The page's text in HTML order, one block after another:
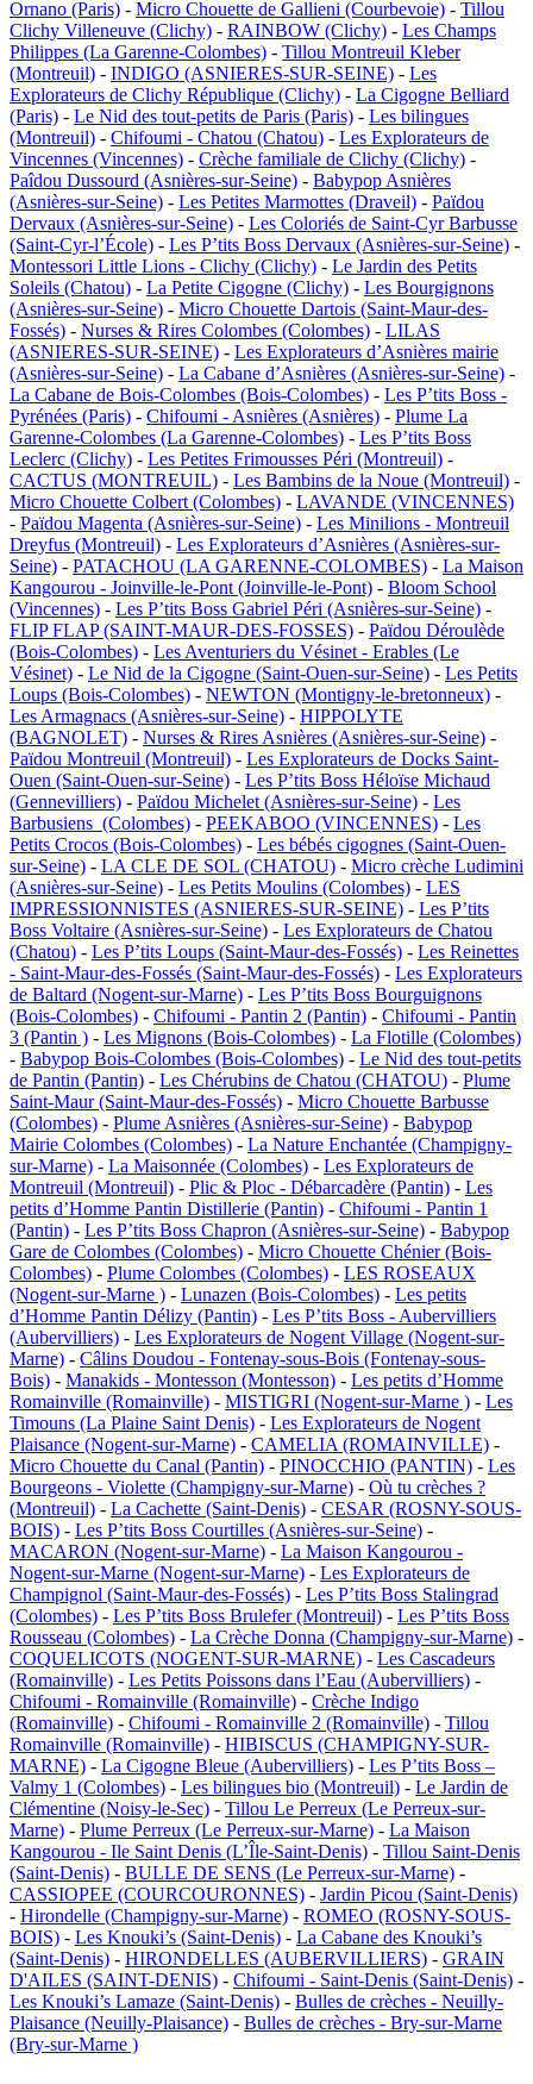
Ornano (Paris) - Micro Chouette de Gallieni (Courbevoie) - Tillou
Clichy Villeneuve (Clichy) - RAINBOW (Clichy) - Les Champs
Philippes (La Garenne-Colombes) - Tillou Montreuil Kleber
(Montreuil) - INDIGO (ASNIERES-SUR-SEINE) - Les
Explorateurs de Clichy République (Clichy) - La Cigogne Belliard
(Paris) - Le Nid des tout-petits de Paris (Paris) - Les bilingues
(Montreuil) - Chifoumi - Chatou (Chatou) - Les Explorateurs de
Vincennes (Vincennes) - Crèche familiale de Clichy (Clichy) -
Paîdou Dussourd (Asnières-sur-Seine) - Babypop Asnières
(Asnières-sur-Seine) - Les Petites Marmottes (Draveil) - Païdou
Dervaux (Asnières-sur-Seine) - Les Coloriés de Saint-Cyr Barbusse
(Saint-Cyr-l’École) - Les P’tits Boss Dervaux (Asnières-sur-Seine) -
Montessori Little Lions - Clichy (Clichy) - Le Jardin des Petits
Soleils (Chatou) - La Petite Cigogne (Clichy) - Les Bourgignons
(Asnières-sur-Seine) - Micro Chouette Dartois (Saint-Maur-des-
Fossés) - Nurses & Rires Colombes (Colombes) - LILAS
(ASNIERES-SUR-SEINE) - Les Explorateurs d’Asnières mairie
(Asnières-sur-Seine) - La Cabane d’Asnières (Asnières-sur-Seine) -
La Cabane de Bois-Colombes (Bois-Colombes) - Les P’tits Boss -
Pyrénées (Paris) - Chifoumi - Asnières (Asnières) - Plume La
Garenne-Colombes (La Garenne-Colombes) - Les P’tits Boss
Leclerc (Clichy) - Les Petites Frimousses Péri (Montreuil) -
CACTUS (MONTREUIL) - Les Bambins de la Noue (Montreuil) -
Micro Chouette Colbert (Colombes) - LAVANDE (VINCENNES)
- Païdou Magenta (Asnières-sur-Seine) - Les Minilions - Montreuil
Dreyfus (Montreuil) - Les Explorateurs d’Asnières (Asnières-sur-
Seine) - PATACHOU (LA GARENNE-COLOMBES) - La Maison
Kangourou - Joinville-le-Pont (Joinville-le-Pont) - Bloom School
(Vincennes) - Les P’tits Boss Gabriel Péri (Asnières-sur-Seine) -
FLIP FLAP (SAINT-MAUR-DES-FOSSES) - Païdou Déroulède
(Bois-Colombes) - Les Aventuriers du Vésinet - Erables (Le
Vésinet) - Le Nid de la Cigogne (Saint-Ouen-sur-Seine) - Les Petits
Loups (Bois-Colombes) - NEWTON (Montigny-le-bretonneux) -
Les Armagnacs (Asnières-sur-Seine) - HIPPOLYTE
(BAGNOLET) - Nurses & Rires Asnières (Asnières-sur-Seine) -
Païdou Montreuil (Montreuil) - Les Explorateurs de Docks Saint-
Ouen (Saint-Ouen-sur-Seine) - Les P’tits Boss Héloïse Michaud
(Gennevilliers) - Païdou Michelet (Asnières-sur-Seine) - Les
Barbusiens (Colombes) - PEEKABOO (VINCENNES) - Les
Petits Crocos (Bois-Colombes) - Les bébés cigognes (Saint-Ouen-
sur-Seine) - LA CLE DE SOL (CHATOU) - Micro crèche Ludimini
(Asnières-sur-Seine) - Les Petits Moulins (Colombes) - LES
IMPRESSIONNISTES (ASNIERES-SUR-SEINE) - Les P’tits
Boss Voltaire (Asnières-sur-Seine) - Les Explorateurs de Chatou
(Chatou) - Les P’tits Loups (Saint-Maur-des-Fossés) - Les Reinettes
- Saint-Maur-des-Fossés (Saint-Maur-des-Fossés) - Les Explorateurs
de Baltard (Nogent-sur-Marne) - Les P’tits Boss Bourguignons
(Bois-Colombes) - Chifoumi - Pantin 2 (Pantin) - Chifoumi - Pantin
3 (Pantin ) - Les Mignons (Bois-Colombes) - La Flotille (Colombes)
- Babypop Bois-Colombes (Bois-Colombes) - Le Nid des tout-petits
de Pantin (Pantin) - Les Chérubins de Chatou (CHATOU) - Plume
Saint-Maur (Saint-Maur-des-Fossés) - Micro Chouette Barbusse
(Colombes) - Plume Asnières (Asnières-sur-Seine) - Babypop
Mairie Colombes (Colombes) - La Nature Enchantée (Champigny-
sur-Marne) - La Maisonnée (Colombes) - Les Explorateurs de
Montreuil (Montreuil) - Plic & Ploc - Débarcadère (Pantin) - Les
petits d’Homme Pantin Distillerie (Pantin) - Chifoumi - Pantin 1
(Pantin) - Les P’tits Boss Chapron (Asnières-sur-Seine) - Babypop
Gare de Colombes (Colombes) - Micro Chouette Chénier (Bois-
Colombes) - Plume Colombes (Colombes) - LES ROSEAUX
(Nogent-sur-Marne ) - Lunazen (Bois-Colombes) - Les petits
d’Homme Pantin Délizy (Pantin) - Les P’tits Boss - Aubervilliers
(Aubervilliers) - Les Explorateurs de Nogent Village (Nogent-sur-
Marne) - Câlins Doudou - Fontenay-sous-Bois (Fontenay-sous-
Bois) - Manakids - Montesson (Montesson) - Les petits d’Homme
Romainville (Romainville) - MISTIGRI (Nogent-sur-Marne ) - Les
Timouns (La Plaine Saint Denis) - Les Explorateurs de Nogent
Plaisance (Nogent-sur-Marne) - CAMELIA (ROMAINVILLE) -
Micro Chouette du Canal (Pantin) - PINOCCHIO (PANTIN) - Les
Bourgeons - Violette (Champigny-sur-Marne) - Où tu crèches ?
(Montreuil) - La Cachette (Saint-Denis) - CESAR (ROSNY-SOUS-
BOIS) - Les P’tits Boss Courtilles (Asnières-sur-Seine) -
MACARON (Nogent-sur-Marne) - La Maison Kangourou -
Nogent-sur-Marne (Nogent-sur-Marne) - Les Explorateurs de
Champignol (Saint-Maur-des-Fossés) - Les P’tits Boss Stalingrad
(Colombes) - Les P’tits Boss Brulefer (Montreuil) - Les P’tits Boss
Rousseau (Colombes) - La Crèche Donna (Champigny-sur-Marne) -
COQUELICOTS (NOGENT-SUR-MARNE) - Les Cascadeurs
(Romainville) - Les Petits Poissons dans l’Eau (Aubervilliers) -
Chifoumi - Romainville (Romainville) - Crèche Indigo
(Romainville) - Chifoumi - Romainville 2 (Romainville) - Tillou
Romainville (Romainville) - HIBISCUS (CHAMPIGNY-SUR-
MARNE) - La Cigogne Bleue (Aubervilliers) - Les P’tits Boss –
Valmy 1 (Colombes) - Les bilingues bio (Montreuil) - Le Jardin de
Clémentine (Noisy-le-Sec) - Tillou Le Perreux (Le Perreux-sur-
Marne) - Plume Perreux (Le Perreux-sur-Marne) - La Maison
Kangourou - Ile Saint Denis (L’Île-Saint-Denis) - Tillou Saint-Denis
(Saint-Denis) - BULLE DE SENS (Le Perreux-sur-Marne) -
CASSIOPEE (COURCOURONNES) - Jardin Picou (Saint-Denis)
- Hirondelle (Champigny-sur-Marne) - ROMEO (ROSNY-SOUS-
BOIS) - Les Knouki’s (Saint-Denis) - La Cabane des Knouki’s
(Saint-Denis) - HIRONDELLES (AUBERVILLIERS) - GRAIN
D'AILES (SAINT-DENIS) - Chifoumi - Saint-Denis (Saint-Denis) -
Les Knouki’s Lamaze (Saint-Denis) - Bulles de crèches - Neuilly-
Plaisance (Neuilly-Plaisance) - Bulles de crèches - Bry-sur-Marne
(Bry-sur-Marne )